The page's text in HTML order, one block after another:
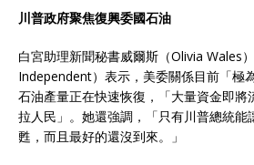
川普政府聚焦復興委國石油
白宮助理新聞秘書威爾斯（Olivia Wales
Independent）表示，美委關係目前「極
石油產量正在快速恢復，「大量資金即將
拉人民」。她還強調，「只有川普總統能
甦，而且最好的還沒到來。」